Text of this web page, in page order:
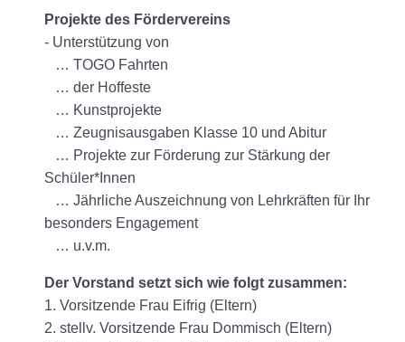
Projekte des Fördervereins
- Unterstützung von
… TOGO Fahrten
… der Hoffeste
… Kunstprojekte
… Zeugnisausgaben Klasse 10 und Abitur
… Projekte zur Förderung zur Stärkung der
Schüler*Innen
… Jährliche Auszeichnung von Lehrkräften für Ihr
besonders Engagement
… u.v.m.
Der Vorstand setzt sich wie folgt zusammen:
1. Vorsitzende Frau Eifrig (Eltern)
2. stellv. Vorsitzende Frau Dommisch (Eltern)